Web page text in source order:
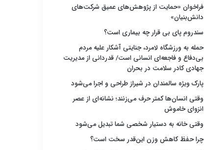
فراخوان «حمایت از پژوهش‌های عمیق شرکت‌های
دانش‌بنیان»
سندروم پای بی قرار چه بیماری است؟
حمله به ورزشگاه لامرد، جنایتی آشکار علیه مردم
بی‌دفاع و فاجعه‌ای انسانی است/ قدردانی از مدیریت
جهادی کادر سلامت در بحران
پارک ویژه سالمندان در شیراز طراحی و اجرا می‌شود
وقتی انسان‌ها کمتر حرف می‌زنند؛ نشانه‌ای از عصر
انزوای خاموش
وقتی خانه به دستیار شخصی شما تبدیل می‌شود
چرا حفظ کاهش وزن این‌قدر سخت است؟